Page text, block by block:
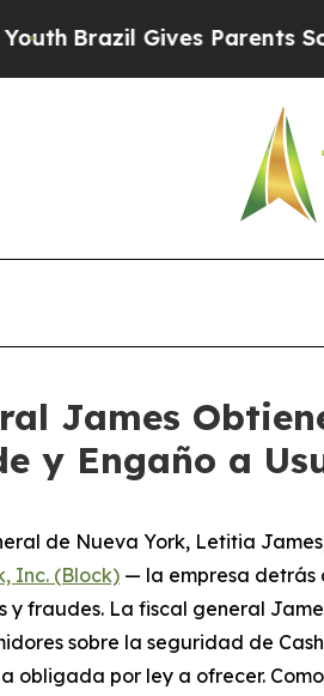
Gives Parents Social
James
y Engaño a
de Nueva York, Letitia
Inc. (Block) — la empresa detrás
y fraudes. La fiscal general
sobre la seguridad de
obligada por ley a ofrecer.